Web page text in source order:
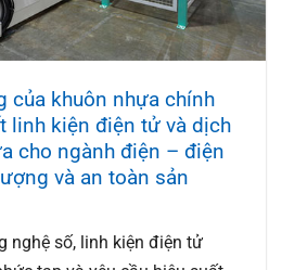
của khuôn nhựa chính
linh kiện điện tử và dịch
cho ngành điện – điện
và an toàn sản
nghệ số, linh kiện điện tử